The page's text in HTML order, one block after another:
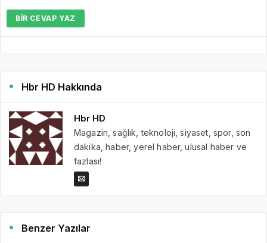
BIR CEVAP YAZ
Hbr HD Hakkında
Hbr HD
Magazin, sağlık, teknoloji, siyaset, spor, son
dakika, haber, yerel haber, ulusal haber ve
fazlası!
Benzer Yazılar